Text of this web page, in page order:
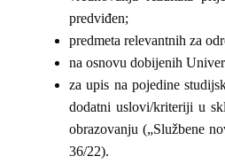
predviđen;
predmeta relevantnih za
na osnovu dobijenih
za upis na pojedine
dodatni uslovi/kriteriji u
obrazovanju („Službene
36/22).